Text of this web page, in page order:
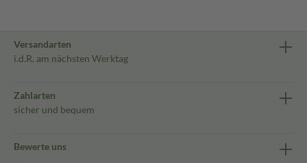
Versandarten
i.d.R. am nächsten Werktag
Zahlarten
sicher und bequem
Bewerte uns